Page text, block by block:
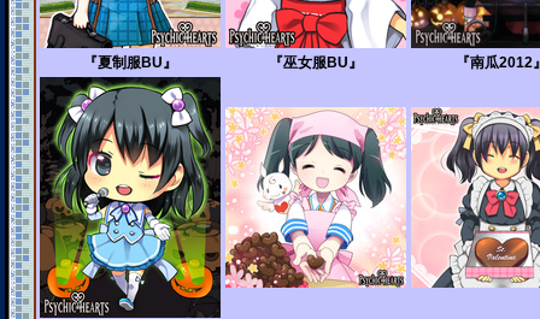
『夏制服BU』 『巫女服BU』 『南瓜2012